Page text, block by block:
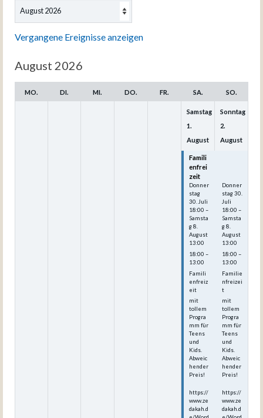
Auswahl
Monats
Vergangene Ereignisse anzeigen
August 2026
MO. DI. MI. DO. FR. SA. SO.
Samstag
1.
August
Famili
enfrei
zeit
Donner
stag
30. Juli
18:00 –
Samsta
g8.
August
13:00
18:00 –
13:00
Famili
enfreiz
eit
mit
tollem
Progra
mm für
Teens
und
Kids.
Abweic
hender
Preis!
https://
www.ze
dakah.d
Sonntag
2.
August
Donner
stag30.
Juli
18:00 –
Samsta
g8.
August
13:00
18:00 –
13:00
Familie
nfreizei
t
mit
tollem
Progra
mm für
Teens
und
Kids.
Abweic
hender
Preis!
https://
www.ze
dakah.d